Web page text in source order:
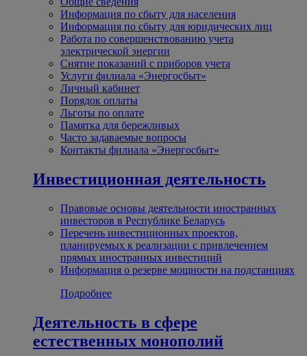
Информация по сбыту для населения
Информация по сбыту для юридических лиц
Работа по совершенствованию учета
электрической энергии
Снятие показаний с приборов учета
Услуги филиала «Энергосбыт»
Личный кабинет
Порядок оплаты
Льготы по оплате
Памятка для бережливых
Часто задаваемые вопросы
Контакты филиала «Энергосбыт»
Инвестиционная деятельность
Правовые основы деятельности иностранных
инвесторов в Республике Беларусь
Перечень инвестиционных проектов,
планируемых к реализации с привлечением
прямых иностранных инвестиций
Информация о резерве мощности на подстанциях
Подробнее
Деятельность в сфере
естественных монополий